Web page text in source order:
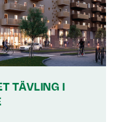
TÄVLING I